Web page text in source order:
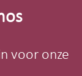
voor onze